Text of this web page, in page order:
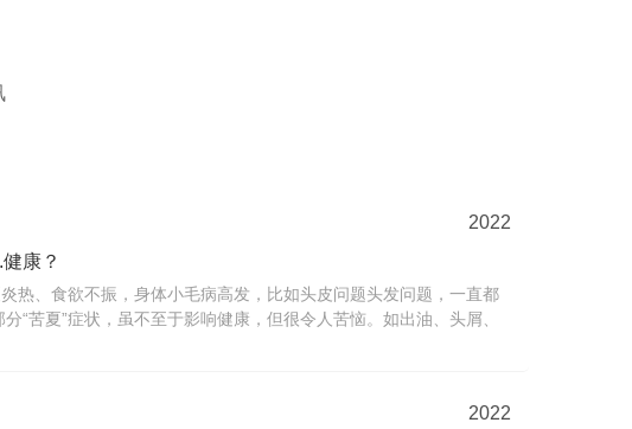
2022
康？
热、食欲不振，身体小毛病高发，比如头皮问题头发问题，一直都
“苦夏”症状，虽不至于影响健康，但很令人苦恼。如出油、头屑、
2022